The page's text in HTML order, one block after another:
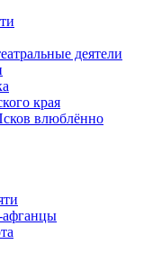
деятели
края
влюблённо